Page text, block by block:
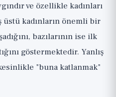
Tarzı: Dürüstçe,
(🟡)
ve İzotretinoin:
Dermatolog
ve özellikle kadınları
üstü kadınların önemli bir
bazılarının ise ilk
göstermektedir. Yanlış
"buna katlanmak"